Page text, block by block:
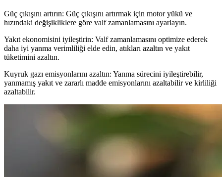
Güç çıkışını artırın: Güç çıkışını artırmak için motor yükü ve
hızındaki değişikliklere göre valf zamanlamasını ayarlayın.
Yakıt ekonomisini iyileştirin: Valf zamanlamasını optimize ederek
daha iyi yanma verimliliği elde edin, atıkları azaltın ve yakıt
tüketimini azaltın.
Kuyruk gazı emisyonlarını azaltın: Yanma sürecini iyileştirebilir,
yanmamış yakıt ve zararlı madde emisyonlarını azaltabilir ve kirliliği
azaltabilir.